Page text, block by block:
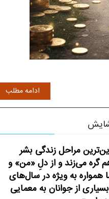
ادامه مطلب
مراحل زندگی بشر
گره می‌زند و از دلِ «من» و
همواره به ویژه در سال‌های
از جوانان به معمایی